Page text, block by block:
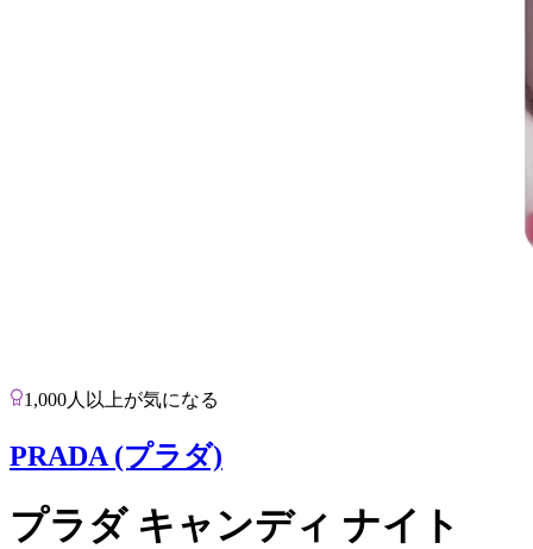
1,000人以上が気になる
PRADA (プラダ)
プラダ キャンディ ナイト